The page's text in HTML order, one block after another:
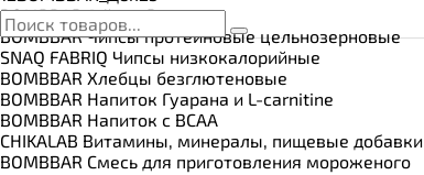
ПРОТЕИНОВЫЕ КАШИ
ТЕСТОБУСТЕРЫ
ЦИТРУЛЛИН МАЛАТ
ПРЕДТРЕНИРОВОЧНЫЕ КОМПЛЕКСЫ
ЭНЕРГЕТИКИ И ЖИРОСЖИГАТЕЛИ#
BOMBBAR Гейнер Pro
BOMBBAR Чипсы протеиновые цельнозерновые
SNAQ FABRIQ Чипсы низкокалорийные
BOMBBAR Хлебцы безглютеновые
BOMBBAR Напиток Гуарана и L-carnitine
BOMBBAR Напиток с BCAA
CHIKALAB Витамины, минералы, пищевые добавки
BOMBBAR Смесь для приготовления мороженого